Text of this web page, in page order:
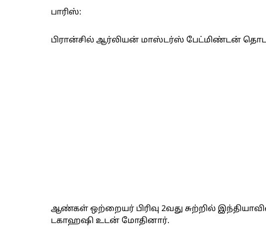
பாரிஸ்:
பிரான்சில் ஆர்லியன் மாஸ்டர்ஸ் பேட்மிண்டன் தொடர்
ஆண்கள் ஒற்றையர் பிரிவு 2வது சுற்றில்
டகாஹஷி உடன் மோதினார்.